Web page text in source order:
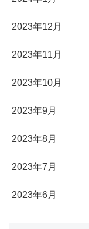
2023年12月
2023年11月
2023年10月
2023年9月
2023年8月
2023年7月
2023年6月